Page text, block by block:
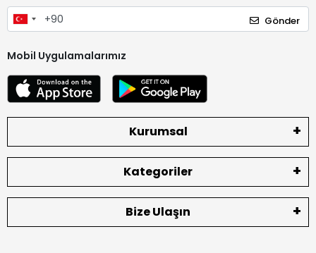
Gönder
Mobil Uygulamalarımız
Kurumsal
Kategoriler
Bize Ulaşın